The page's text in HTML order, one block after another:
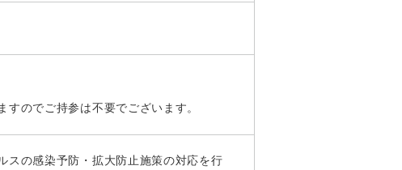
のでご持参は不要でございます。
スの感染予防・拡大防止施策の対応を行